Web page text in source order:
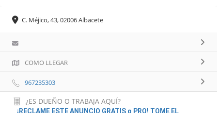
C. Méjico, 43, 02006 Albacete
COMO LLEGAR
967235303
¿ES DUEÑO O TRABAJA AQUÍ?
¡RECLAME ESTE ANUNCIO GRATIS o PRO! TOME EL